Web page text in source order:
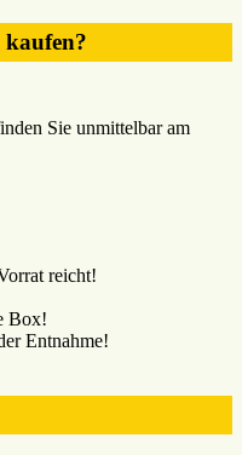
kaufen?
Sie unmittelbar am
reicht!
Box!
Entnahme!